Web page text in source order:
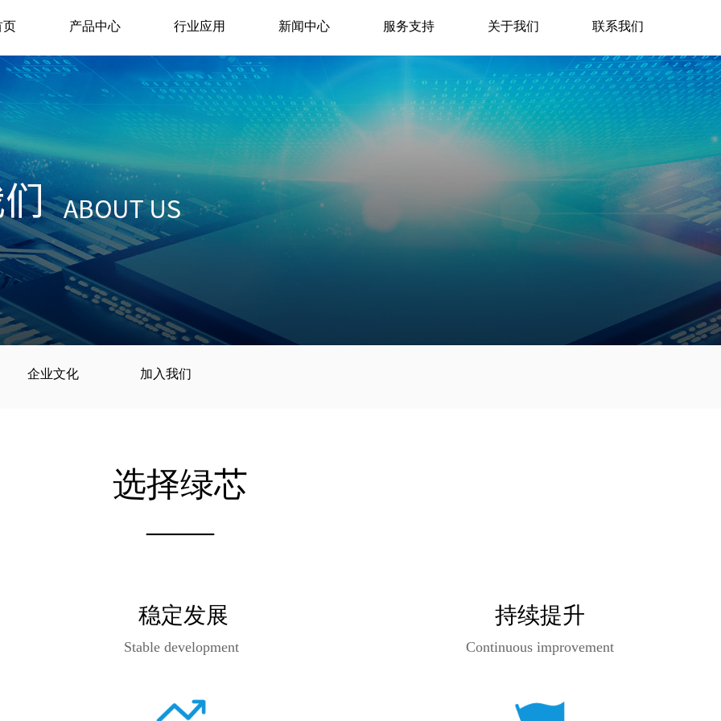
页 产品中心 行业应用 新闻中心 服务支持 关于我们 联系我们
企业文化 加入我们
选择绿芯
——
稳定发展
Stable development
持续提升
Continuous improvement